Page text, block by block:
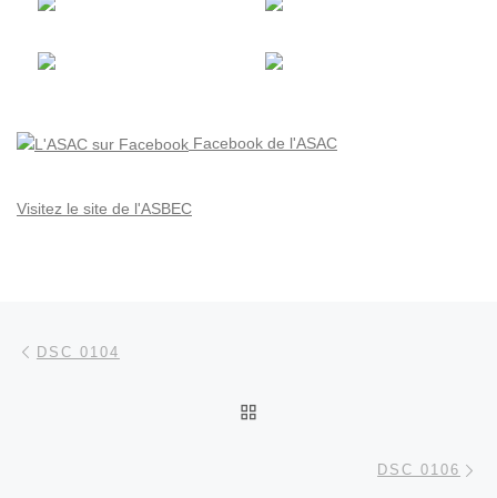
Facebook de l'ASAC
Visitez le site de l'ASBEC
Parcourir les articles
DSC 0104
DSC 0106